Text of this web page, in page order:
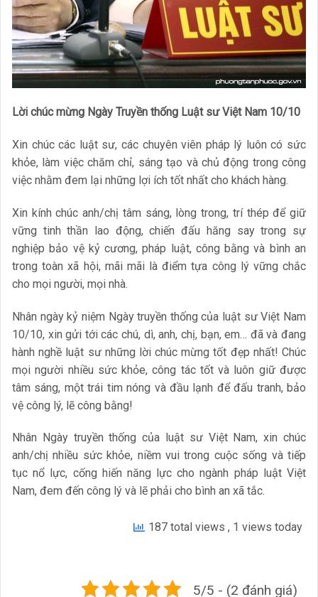
Lời chúc mừng Ngày Truyền thống Luật sư Việt Nam 10/10
Xin chúc các luật sư, các chuyên viên pháp lý luôn có sức
khỏe, làm việc chăm chỉ, sáng tạo và chủ động trong công
việc nhằm đem lại những lợi ích tốt nhất cho khách hàng.
Xin kính chúc anh/chị tâm sáng, lòng trong, trí thép để giữ
vững tinh thần lao động, chiến đấu hăng say trong sự
nghiệp bảo vệ kỷ cương, pháp luật, công bằng và bình an
trong toàn xã hội, mãi mãi là điểm tựa công lý vững chắc
cho mọi người, mọi nhà.
Nhân ngày kỷ niệm Ngày truyền thống của luật sư Việt Nam
10/10, xin gửi tới các chú, dì, anh, chị, bạn, em… đã và đang
hành nghề luật sư những lời chúc mừng tốt đẹp nhất! Chúc
mọi người nhiều sức khỏe, công tác tốt và luôn giữ được
tâm sáng, một trái tim nóng và đầu lạnh để đấu tranh, bảo
vệ công lý, lẽ công bằng!
Nhân Ngày truyền thống của luật sư Việt Nam, xin chúc
anh/chị nhiều sức khỏe, niềm vui trong cuộc sống và tiếp
tục nổ lực, cống hiến năng lực cho ngành pháp luật Việt
Nam, đem đến công lý và lẽ phải cho bình an xã tắc.
187 total views , 1 views today
5/5 - (2 đánh giá)